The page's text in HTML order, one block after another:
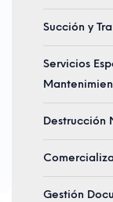
Succión y
Servicios
Destrucción
Gestión